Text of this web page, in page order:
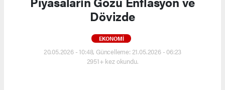
Dövizde
EKONOMI
20.05.2026 - 10:48, Güncelleme: 21.05.2026 - 06:23
2951+ kez okundu.